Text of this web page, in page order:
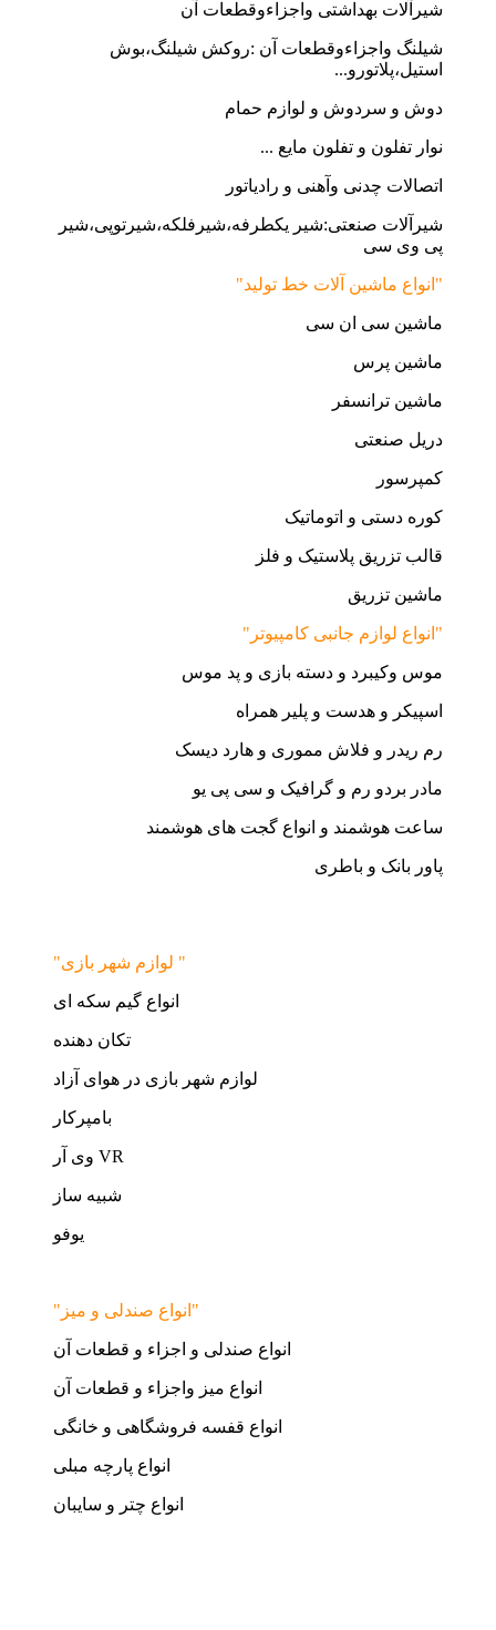
شیرآلات بهداشتی واجزاءوقطعات آن
شیلنگ واجزاءوقطعات آن :روکش شیلنگ،بوش
استیل،پلاتورو...
دوش و سردوش و لوازم حمام
نوار تفلون و تفلون مایع ...
اتصالات چدنی وآهنی و رادیاتور
شیرآلات صنعتی:شیر یکطرفه،شیرفلکه،شیرتوپی،شیر
پی وی سی
"انواع ماشین آلات خط تولید"
ماشین سی ان سی
ماشین پرس
ماشین ترانسفر
دریل صنعتی
کمپرسور
کوره دستی و اتوماتیک
قالب تزریق پلاستیک و فلز
ماشین تزریق
"انواع لوازم جانبی کامپیوتر"
موس وکیبرد و دسته بازی و پد موس
اسپیکر و هدست و پلیر همراه
رم ریدر و فلاش مموری و هارد دیسک
مادر بردو رم و گرافیک و سی پی یو
ساعت هوشمند و انواع گجت های هوشمند
پاور بانک و باطری
"لوازم شهر بازی "
انواع گیم سکه ای
تکان دهنده
لوازم شهر بازی در هوای آزاد
بامپرکار
وی آر VR
شبیه ساز
یوفو
"انواع صندلی و میز"
انواع صندلی و اجزاء و قطعات آن
انواع میز واجزاء و قطعات آن
انواع قفسه فروشگاهی و خانگی
انواع پارچه مبلی
انواع چتر و سایبان